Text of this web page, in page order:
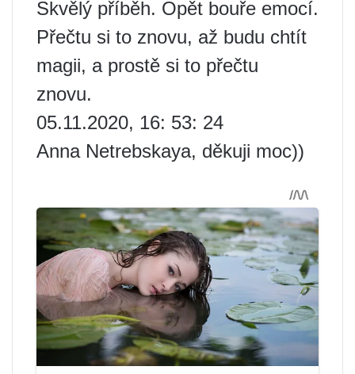
Skvělý příběh. Opět bouře emocí.
Přečtu si to znovu, až budu chtít
magii, a prostě si to přečtu
znovu.
05.11.2020, 16: 53: 24
Anna Netrebskaya, děkuji moc))